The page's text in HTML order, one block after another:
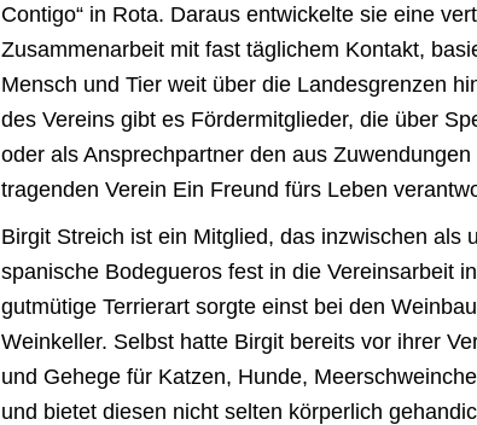
Contigo“ in Rota. Daraus entwickelte sie eine
Zusammenarbeit mit fast täglichem Kontakt,
Mensch und Tier weit über die Landesgrenzen
des Vereins gibt es Fördermitglieder, die über
oder als Ansprechpartner den aus
tragenden Verein Ein Freund fürs Leben
Birgit Streich ist ein Mitglied, das inzwischen als
spanische Bodegueros fest in die Vereinsarbeit
gutmütige Terrierart sorgte einst bei den
Weinkeller. Selbst hatte Birgit bereits vor ihrer
und Gehege für Katzen, Hunde,
und bietet diesen nicht selten körperlich